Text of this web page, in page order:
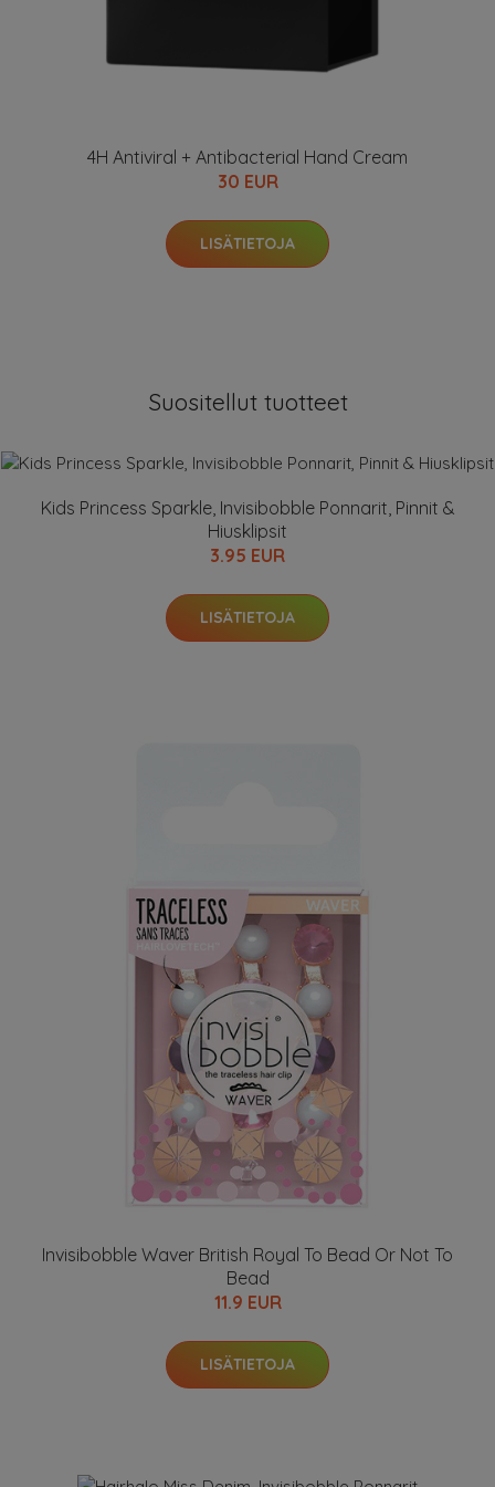
4H Antiviral + Antibacterial Hand Cream
30 EUR
LISÄTIETOJA
Suositellut tuotteet
Kids Princess Sparkle, Invisibobble Ponnarit, Pinnit &
Hiusklipsit
3.95 EUR
LISÄTIETOJA
Invisibobble Waver British Royal To Bead Or Not To
Bead
11.9 EUR
LISÄTIETOJA